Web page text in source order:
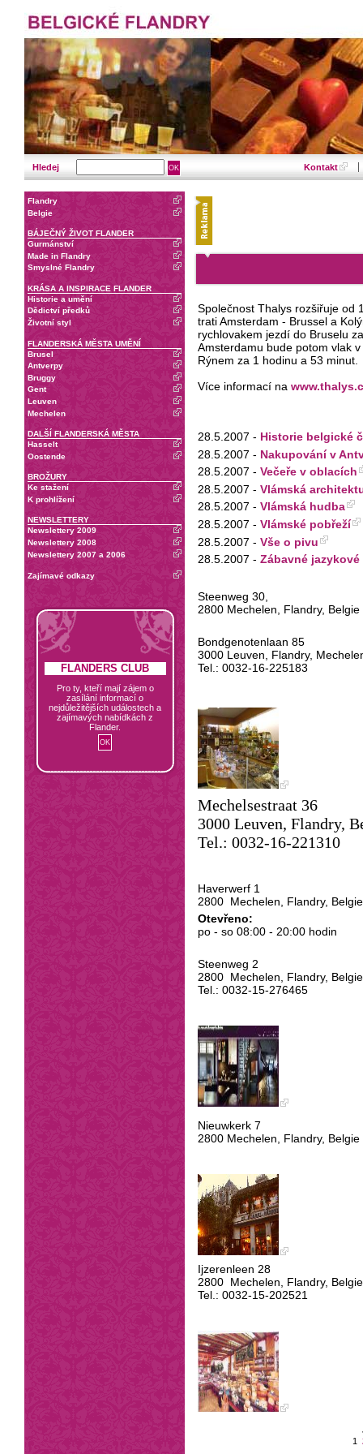
Hledej Kontakt
Flandry
Belgie
BÁJEČNÝ ŽIVOT FLANDER
Gurmánství
Made in Flandry
Smyslné Flandry
KRÁSA A INSPIRACE FLANDER
Historie a umění
Dědictví předků
Životní styl
FLANDERSKÁ MĚSTA UMĚNÍ
Brusel
Antverpy
Bruggy
Gent
Leuven
Mechelen
DALŠÍ FLANDERSKÁ MĚSTA
Hasselt
Oostende
BROŽURY
Ke stažení
K prohlížení
NEWSLETTERY
Newslettery 2009
Newslettery 2008
Newslettery 2007 a 2006
Zajímavé odkazy
FLANDERS CLUB
Pro ty, kteří mají zájem o
zasílání informací o
nejdůležitějších událostech a
zajímavých nabídkách z
Flander.
Společnost Thalys rozšiřuje od
trati Amsterdam - Brussel a
rychlovakem jezdí do Bruselu
Amsterdamu bude potom vlak
Rýnem za 1 hodinu a 53 minut.
Více informací na
28.5.2007 - Historie belgické
28.5.2007 - Nakupování v
28.5.2007 - Večeře v oblacích
28.5.2007 - Vlámská
28.5.2007 - Vlámská hudba
28.5.2007 - Vlámské pobřeží
28.5.2007 - Vše o pivu
28.5.2007 - Zábavné
Steenweg 30,
2800 Mechelen, Flandry, Belgie
Bondgenotenlaan 85
3000 Leuven, Flandry,
Tel.: 0032-16-225183
Mechelsestraat 36
3000 Leuven, Flandry,
Tel.: 0032-16-221310
Haverwerf 1
2800 Mechelen, Flandry, Belgie
Otevřeno:
po - so 08:00 - 20:00 hodin
Steenweg 2
2800 Mechelen, Flandry, Belgie
Tel.: 0032-15-276465
Nieuwkerk 7
2800 Mechelen, Flandry, Belgie
Ijzerenleen 28
2800 Mechelen, Flandry, Belgie
Tel.: 0032-15-202521
1